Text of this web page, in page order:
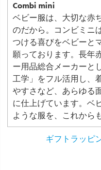
Combi mini
ベビー服は、大切な赤
のだから。コンビミニ
つける喜びをベビーと
願っております。長年
ー用品総合メーカーと
工学」をフル活用し、
やすさなど、あらゆる
に仕上げています。ベ
ような服を、これから
ギフトラッピ